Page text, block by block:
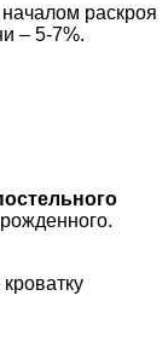
раскроя
– 5-7%.